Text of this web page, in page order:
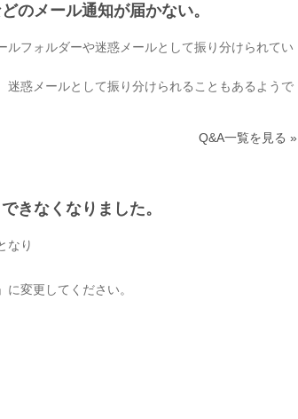
のメール通知が届かない。
フォルダーや迷惑メールとして振り分けられてい
迷惑メールとして振り分けられることもあるようで
Q&A一覧を見る »
きなくなりました。
なり
変更してください。